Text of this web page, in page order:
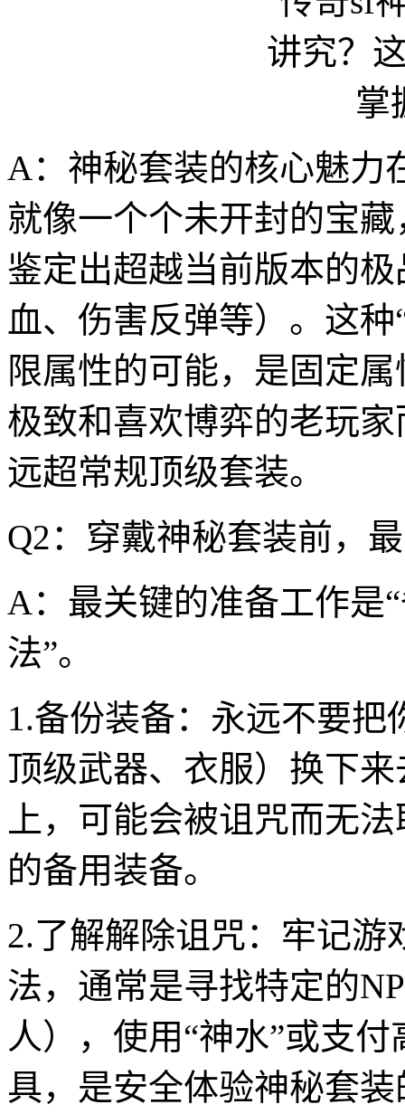
A：神秘套装的核心魅力
就像一个个未开封的宝
鉴定出超越当前版本的
血、伤害反弹等）。这
限属性的可能，是固定
极致和喜欢博弈的老玩
远超常规顶级套装。
Q2：穿戴神秘套装前，
A：最关键的准备工作是
法”。
1.备份装备：永远不要
顶级武器、衣服）换下
上，可能会被诅咒而无
的备用装备。
2.了解解除诅咒：牢记游
法，通常是寻找特定的
人），使用“神水”或支
具，是安全体验神秘套